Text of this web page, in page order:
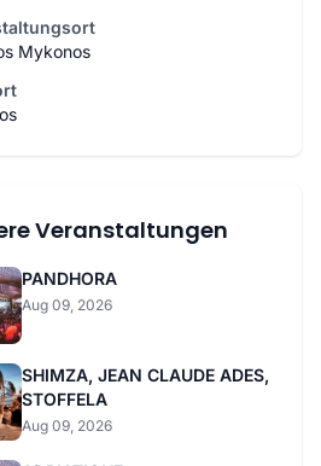
Mykonos
Veranstaltungen
PANDHORA
Aug 09, 2026
SHIMZA, JEAN CLAUDE ADES,
STOFFELA
Aug 09, 2026